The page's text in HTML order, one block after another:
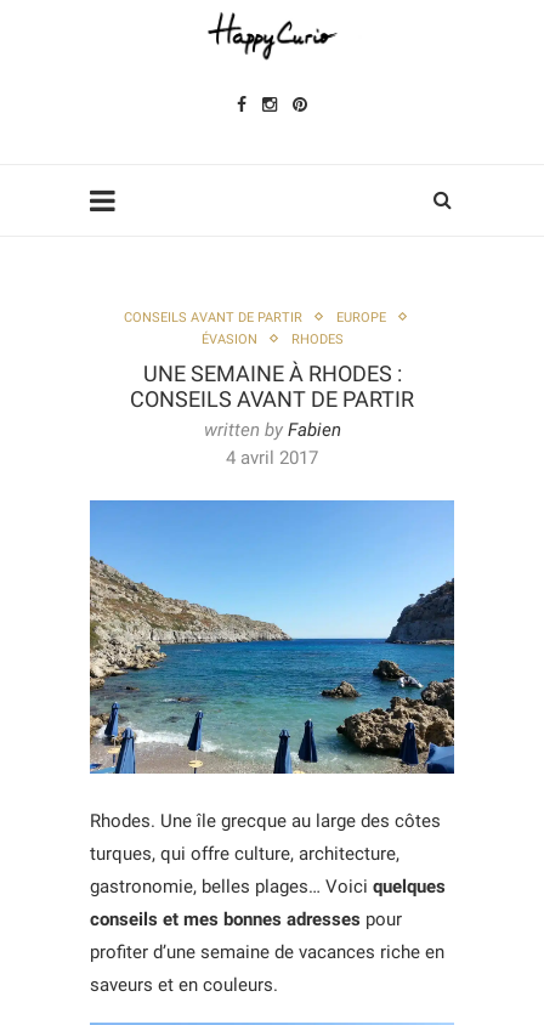
CONSEILS AVANT DE PARTIR
EUROPE
ÉVASION
RHODES
UNE SEMAINE À RHODES :
CONSEILS AVANT DE PARTIR
written by Fabien
4 avril 2017
Rhodes. Une île grecque au large des côtes
turques, qui offre culture, architecture,
gastronomie, belles plages… Voici quelques
conseils et mes bonnes adresses pour
profiter d’une semaine de vacances riche en
saveurs et en couleurs.